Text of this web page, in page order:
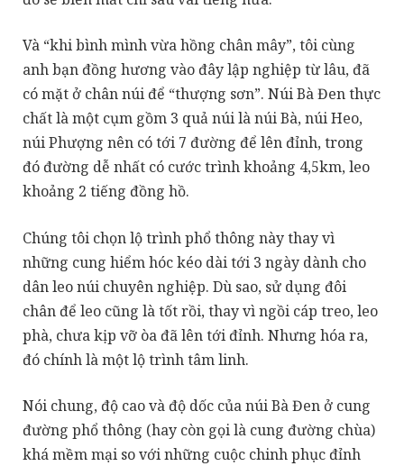
Và “khi bình mình vừa hồng chân mây”, tôi cùng
anh bạn đồng hương vào đây lập nghiệp từ lâu, đã
có mặt ở chân núi để “thượng sơn”. Núi Bà Đen thực
chất là một cụm gồm 3 quả núi là núi Bà, núi Heo,
núi Phượng nên có tới 7 đường để lên đỉnh, trong
đó đường dễ nhất có cước trình khoảng 4,5km, leo
khoảng 2 tiếng đồng hồ.
Chúng tôi chọn lộ trình phổ thông này thay vì
những cung hiểm hóc kéo dài tới 3 ngày dành cho
dân leo núi chuyên nghiệp. Dù sao, sử dụng đôi
chân để leo cũng là tốt rồi, thay vì ngồi cáp treo, leo
phà, chưa kịp vỡ òa đã lên tới đỉnh. Nhưng hóa ra,
đó chính là một lộ trình tâm linh.
Nói chung, độ cao và độ dốc của núi Bà Đen ở cung
đường phổ thông (hay còn gọi là cung đường chùa)
khá mềm mại so với những cuộc chinh phục đỉnh